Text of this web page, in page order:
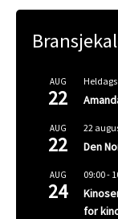
AUG
22
Heldags
AUG
22
22
Den
AUG
24
09:00-
for